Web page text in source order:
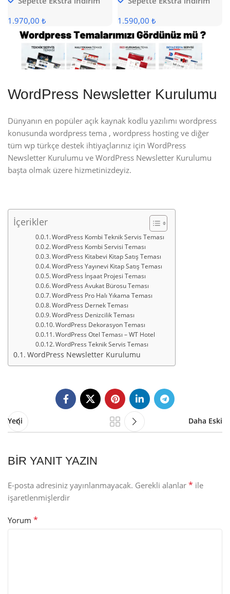
1.970,00 ₺
1.590,00 ₺
WordPress Newsletter Kurulumu
Dünyanın en popüler açık kaynak kodlu yazılımı wordpress
konusunda wordpress tema , wordpress hosting ve diğer
tüm wp türkçe destek ihtiyaçlarınız için WordPress
Newsletter Kurulumu ve WordPress Newsletter Kurulumu
başta olmak üzere hizmetinizdeyiz.
İçerikler
WordPress Kombi Teknik Servis Teması
WordPress Kombi Servisi Teması
WordPress Kitabevi Kitap Satış Teması
WordPress Yayınevi Kitap Satış Teması
WordPress İnşaat Projesi Teması
WordPress Avukat Bürosu Teması
WordPress Pro Halı Yıkama Teması
WordPress Dernek Teması
WordPress Denizcilik Teması
WordPress Dekorasyon Teması
WordPress Otel Teması – WT Hotel
WordPress Teknik Servis Teması
WordPress Newsletter Kurulumu
Yeni Daha Eski
BIR YANIT YAZIN
E-posta adresiniz yayınlanmayacak. Gerekli alanlar * ile
işaretlenmişlerdir
Yorum *